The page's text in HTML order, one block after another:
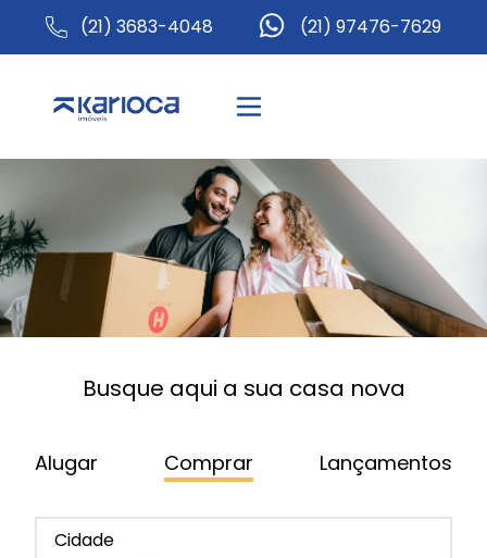
(21) 3683-4048 (21) 97476-7629
Busque aqui a sua casa nova
Alugar Comprar Lançamentos
Cidade